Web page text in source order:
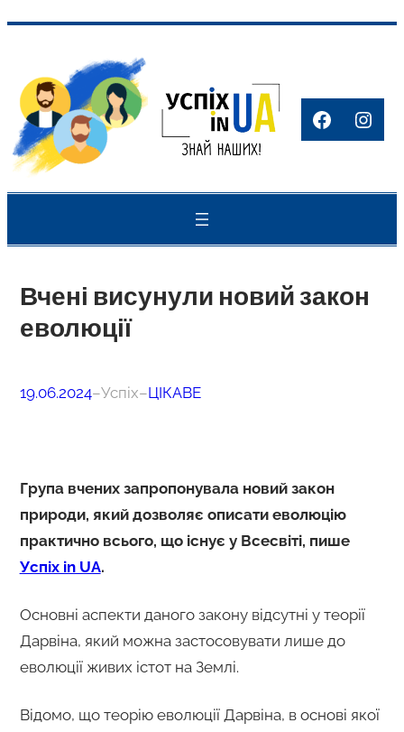
вмісту
Вчені висунули новий закон
еволюції
19.06.2024–Успіх–ЦІКАВЕ
Група вчених запропонувала новий закон
природи, який дозволяє описати еволюцію
практично всього, що існує у Всесвіті, пише
Успіх in UA.
Основні аспекти даного закону відсутні у теорії
Дарвіна, який можна застосовувати лише до
еволюції живих істот на Землі.
Відомо, що теорію еволюції Дарвіна, в основі якої